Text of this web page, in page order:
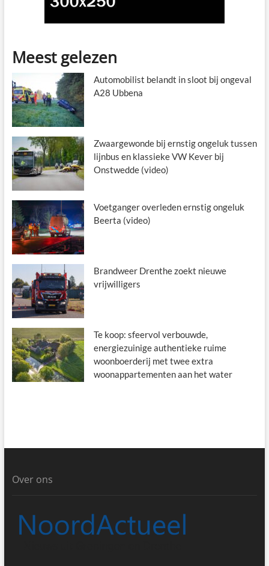
Meest gelezen
Automobilist belandt in sloot bij ongeval
A28 Ubbena
Zwaargewonde bij ernstig ongeluk tussen
lijnbus en klassieke VW Kever bij
Onstwedde (video)
Voetganger overleden ernstig ongeluk
Beerta (video)
Brandweer Drenthe zoekt nieuwe
vrijwilligers
Te koop: sfeervol verbouwde,
energiezuinige authentieke ruime
woonboerderij met twee extra
woonappartementen aan het water
Over ons